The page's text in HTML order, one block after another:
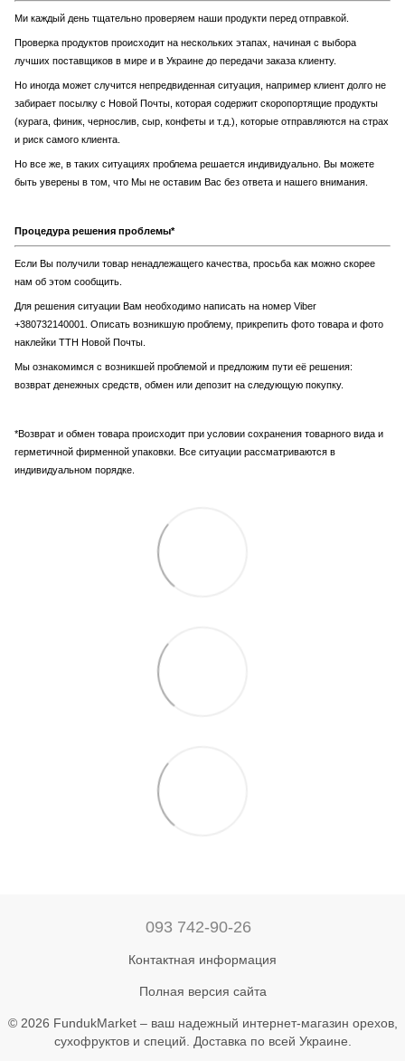
Ми каждый день тщательно проверяем наши продукти перед отправкой.
Проверка продуктов происходит на нескольких этапах, начиная с выбора
лучших поставщиков в мире и в Украине до передачи заказа клиенту.
Но иногда может случится непредвиденная ситуация, например клиент долго не
забирает посылку с Новой Почты, которая содержит скоропортящие продукты
(курага, финик, чернослив, сыр, конфеты и т.д.), которые отправляются на страх
и риск самого клиента.
Но все же, в таких ситуациях проблема решается индивидуально. Вы можете
быть уверены в том, что Мы не оставим Вас без ответа и нашего внимания.
Процедура решения проблемы*
Если Вы получили товар ненадлежащего качества, просьба как можно скорее
нам об этом сообщить.
Для решения ситуации Вам необходимо написать на номер Viber
+380732140001. Описать возникшую проблему, прикрепить фото товара и фото
наклейки ТТН Новой Почты.
Мы ознакомимся с возникшей проблемой и предложим пути её решения:
возврат денежных средств, обмен или депозит на следующую покупку.
*Возврат и обмен товара происходит при условии сохранения товарного вида и
герметичной фирменной упаковки. Все ситуации рассматриваются в
индивидуальном порядке.
093 742-90-26
Контактная информация
Полная версия сайта
© 2026 FundukMarket – ваш надежный интернет-магазин орехов,
сухофруктов и специй. Доставка по всей Украине.